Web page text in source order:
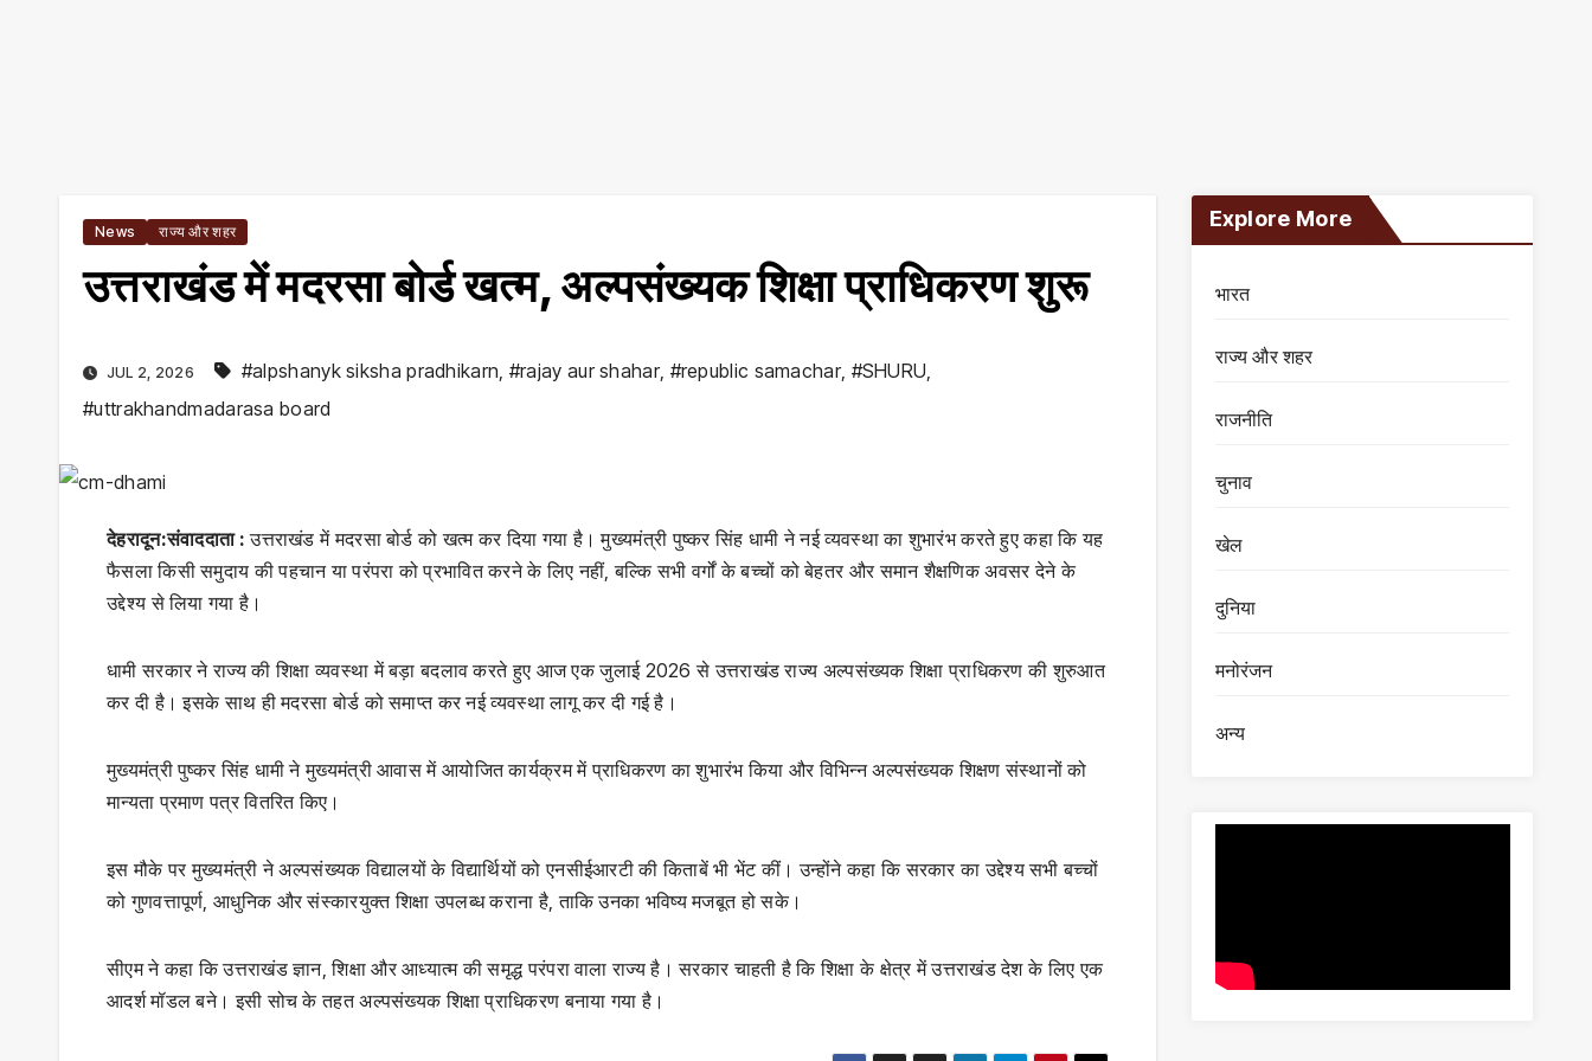
News राज्य और शहर
उत्तराखंड में मदरसा बोर्ड खत्म, अल्पसंख्यक शिक्षा प्राधिकरण शुरू
JUL 2, 2026 #alpshanyk siksha pradhikarn, #rajay aur shahar, #republic samachar, #SHURU,
#uttrakhandmadarasa board
देहरादून:संवाददाता : उत्तराखंड में मदरसा बोर्ड को खत्म कर दिया गया है। मुख्यमंत्री पुष्कर सिंह धामी ने नई व्यवस्था का शुभारंभ करते हुए कहा कि यह
फैसला किसी समुदाय की पहचान या परंपरा को प्रभावित करने के लिए नहीं, बल्कि सभी वर्गों के बच्चों को बेहतर और समान शैक्षणिक अवसर देने के
उद्देश्य से लिया गया है।
धामी सरकार ने राज्य की शिक्षा व्यवस्था में बड़ा बदलाव करते हुए आज एक जुलाई 2026 से उत्तराखंड राज्य अल्पसंख्यक शिक्षा प्राधिकरण की शुरुआत
कर दी है। इसके साथ ही मदरसा बोर्ड को समाप्त कर नई व्यवस्था लागू कर दी गई है।
मुख्यमंत्री पुष्कर सिंह धामी ने मुख्यमंत्री आवास में आयोजित कार्यक्रम में प्राधिकरण का शुभारंभ किया और विभिन्न अल्पसंख्यक शिक्षण संस्थानों को
मान्यता प्रमाण पत्र वितरित किए।
इस मौके पर मुख्यमंत्री ने अल्पसंख्यक विद्यालयों के विद्यार्थियों को एनसीईआरटी की किताबें भी भेंट कीं। उन्होंने कहा कि सरकार का उद्देश्य सभी बच्चों
को गुणवत्तापूर्ण, आधुनिक और संस्कारयुक्त शिक्षा उपलब्ध कराना है, ताकि उनका भविष्य मजबूत हो सके।
सीएम ने कहा कि उत्तराखंड ज्ञान, शिक्षा और आध्यात्म की समृद्ध परंपरा वाला राज्य है। सरकार चाहती है कि शिक्षा के क्षेत्र में उत्तराखंड देश के लिए एक
आदर्श मॉडल बने। इसी सोच के तहत अल्पसंख्यक शिक्षा प्राधिकरण बनाया गया है।
Explore More
भारत
राज्य और शहर
राजनीति
चुनाव
खेल
दुनिया
मनोरंजन
अन्य